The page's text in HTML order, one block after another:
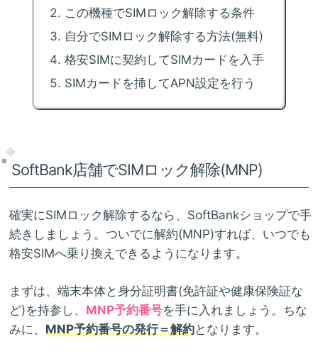
この機種でSIMロック解除する条件
自分でSIMロック解除する方法(無料)
格安SIMに契約してSIMカードを入手
SIMカードを挿してAPN設定を行う
SoftBank店舗でSIMロック解除(MNP)
確実にSIMロック解除するなら、SoftBankショップで手
続きしましょう。ついでに解約(MNP)すれば、いつでも
格安SIMへ乗り換えできるようになります。
まずは、端末本体と身分証明書(免許証や健康保険証な
ど)を持参し、 MNP予約番号を手に入れましょう。ちな
みに、 MNP予約番号の発行＝解約となります。